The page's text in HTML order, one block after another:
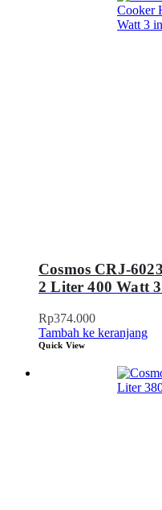
Cosmos CRJ-
2 Liter 400 Watt
Rp374.000
Tambah ke keranjang
Quick View